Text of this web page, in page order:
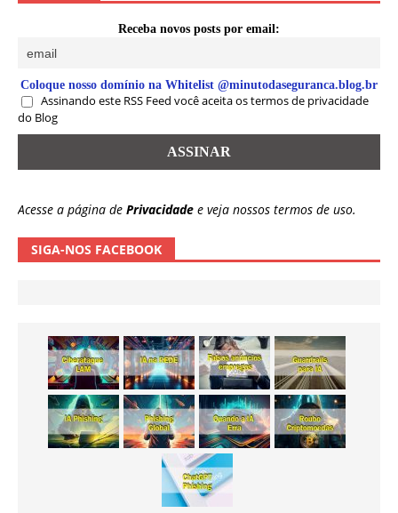
Receba novos posts por email:
Coloque nosso domínio na Whitelist @minutodaseguranca.blog.br
Assinando este RSS Feed você aceita os termos de privacidade
do Blog
Acesse a página de Privacidade e veja nossos termos de uso.
SIGA-NOS FACEBOOK